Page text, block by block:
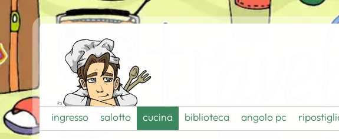
ingresso salotto cucina biblioteca angolo pc